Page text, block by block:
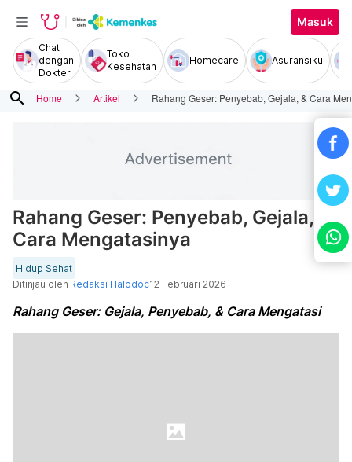
Masuk
Chat
dengan
Dokter
Toko
Kesehatan
Homecare Asuransiku
search Home Artikel Rahang Geser: Penyebab, Gejala, & Cara
Rahang Geser: Penyebab, Gejala, &
Cara Mengatasinya
Hidup Sehat
Ditinjau oleh Redaksi Halodoc12 Februari 2026
Rahang Geser: Gejala, Penyebab, & Cara Mengatasi